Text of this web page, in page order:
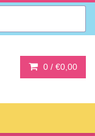
0 / €0,00